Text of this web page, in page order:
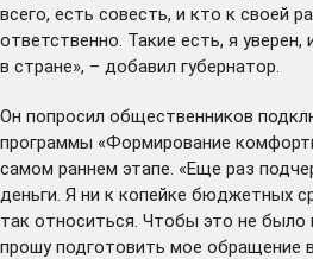
всего, есть совесть, и кто к своей
ответственно. Такие есть, я
в стране», – добавил губернатор.
Он попросил общественников
программы «Формирование
самом раннем этапе. «Еще раз
деньги. Я ни к копейке бюджетных
так относиться. Чтобы это не было
прошу подготовить мое обращение